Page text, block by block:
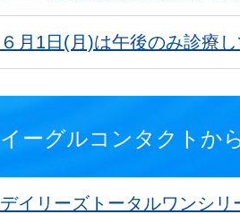
６月1日(月)は午後のみ診療
イーグルコンタクトか
デイリーズトータルワンシ